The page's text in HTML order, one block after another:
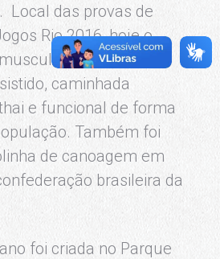
Local das provas de
Rio 2016, hoje o
futsal,
caminhada
e funcional de forma
Também foi
de canoagem em
brasileira da
foi criada no Parque